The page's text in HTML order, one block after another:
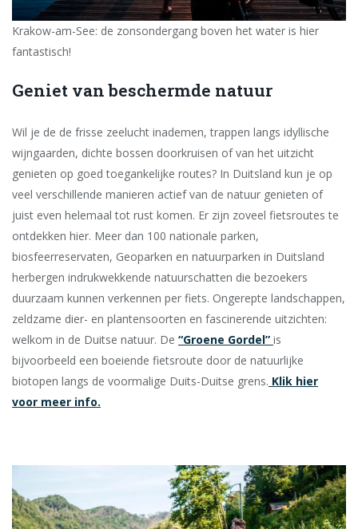
Krakow-am-See: de zonsondergang boven het water is hier
fantastisch!
Geniet van beschermde natuur
Wil je de de frisse zeelucht inademen, trappen langs idyllische
wijngaarden, dichte bossen doorkruisen of van het uitzicht
genieten op goed toegankelijke routes? In Duitsland kun je op
veel verschillende manieren actief van de natuur genieten of
juist even helemaal tot rust komen. Er zijn zoveel fietsroutes te
ontdekken hier. Meer dan 100 nationale parken,
biosfeerreservaten, Geoparken en natuurparken in Duitsland
herbergen indrukwekkende natuurschatten die bezoekers
duurzaam kunnen verkennen per fiets. Ongerepte landschappen,
zeldzame dier- en plantensoorten en fascinerende uitzichten:
welkom in de Duitse natuur. De “Groene Gordel” is
bijvoorbeeld een boeiende fietsroute door de natuurlijke
biotopen langs de voormalige Duits-Duitse grens. Klik hier
voor meer info.